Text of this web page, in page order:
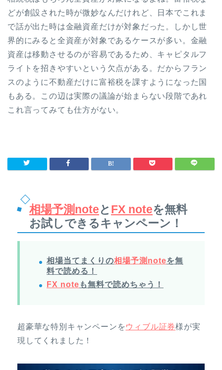
どが創設された時が微妙なんだけれど、日本でこれま
で話が出た時は金融資産だけが対象だった。しかし世
界的にみると全資産が対象であるケースが多い。金融
資産は移動させるのが容易であるため、キャピタルフ
ライトを招きやすいという欠点がある。だからフラン
スのように不動産だけに富裕税を課すようになった国
もある。この辺は実際の議論が始まらない段階であれ
これ言ってみても仕方がない。
相場予測noteとFX noteを無料
お試しできるキャンペーン！
相場当てまくりの相場予測noteを無
料で読める！
FX note も無料で読めちゃう！
超豪華な特別キャンペーンを ウィブル証券様が実
現してくれました！